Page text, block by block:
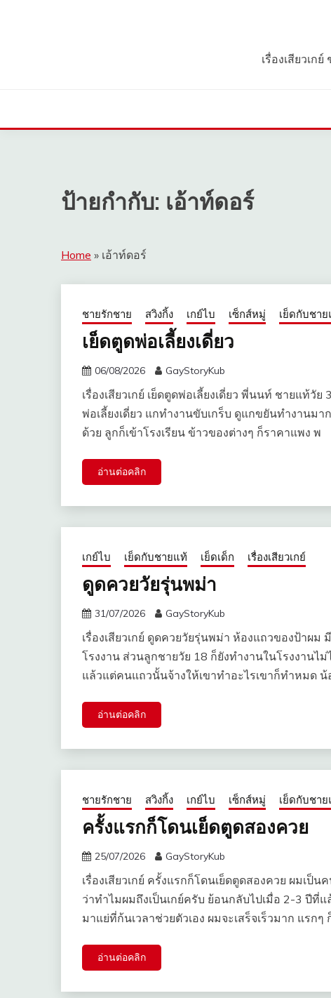
เรื่องเสียวเก
ป้ายกำกับ: เอ้าท์ดอร์
Home » เอ้าท์ดอร์
ชายรักชาย สวิงกิ้ง เกย์ไบ เซ็กส์หมู่ เย็ดกับชา
เย็ดตูดพ่อเลี้ยงเดี่ยว
06/08/2026 GayStoryKub
เรื่องเสียวเกย์ เย็ดตูดพ่อเลี้ยงเดี่ยว พี่นนท์ ชายแท้วั
พ่อเลี้ยงเดี่ยว แกทำงานขับเกร็บ ดูแกขยันทำงานม
ด้วย ลูกก็เข้าโรงเรียน ข้าวของต่างๆ ก็ราคาแพง พ
อ่านต่อคลิก
เกย์ไบ เย็ดกับชายแท้ เย็ดเด็ก เรื่องเสียวเกย์
ดูดควยวัยรุ่นพม่า
31/07/2026 GayStoryKub
เรื่องเสียวเกย์ ดูดควยวัยรุ่นพม่า ห้องแถวของป้าผ
โรงงาน ส่วนลูกชายวัย 18 ก็ยังทำงานในโรงงานไ
แล้วแต่คนแถวนั้นจ้างให้เขาทำอะไรเขาก็ทำหมด
อ่านต่อคลิก
ชายรักชาย สวิงกิ้ง เกย์ไบ เซ็กส์หมู่ เย็ดกับชา
ครั้งแรกก็โดนเย็ดตูดสองควย
25/07/2026 GayStoryKub
เรื่องเสียวเกย์ ครั้งแรกก็โดนเย็ดตูดสองควย ผมเ
ว่าทำไมผมถึงเป็นเกย์ครับ ย้อนกลับไปเมื่อ 2-3 ปีที่
มาแย่ที่ก้นเวลาช่วยตัวเอง ผมจะเสร็จเร็วมาก แรกๆ
อ่านต่อคลิก